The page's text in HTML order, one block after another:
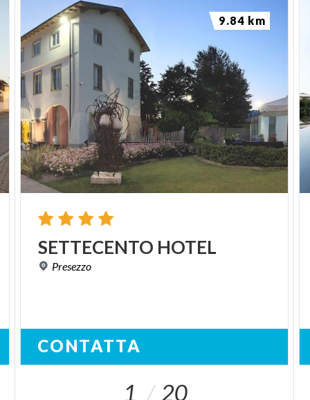
SETTECENTO HOTEL
Presezzo
CONTATTA
9.84 km
1 20